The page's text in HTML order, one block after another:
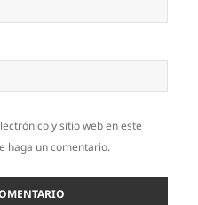
y sitio web en este
haga un comentario.